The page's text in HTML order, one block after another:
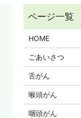
HOME
ごあいさつ
舌がん
喉頭がん
咽頭がん